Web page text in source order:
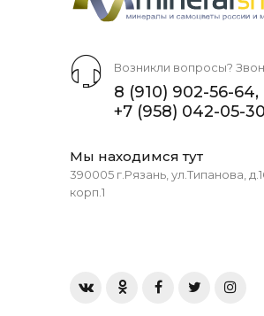
Возникли вопросы?
8 (910) 902-56-64,
+7 (958) 042-05-30
Мы находимся тут
390005 г.Рязань, ул.Типанова,
корп.1